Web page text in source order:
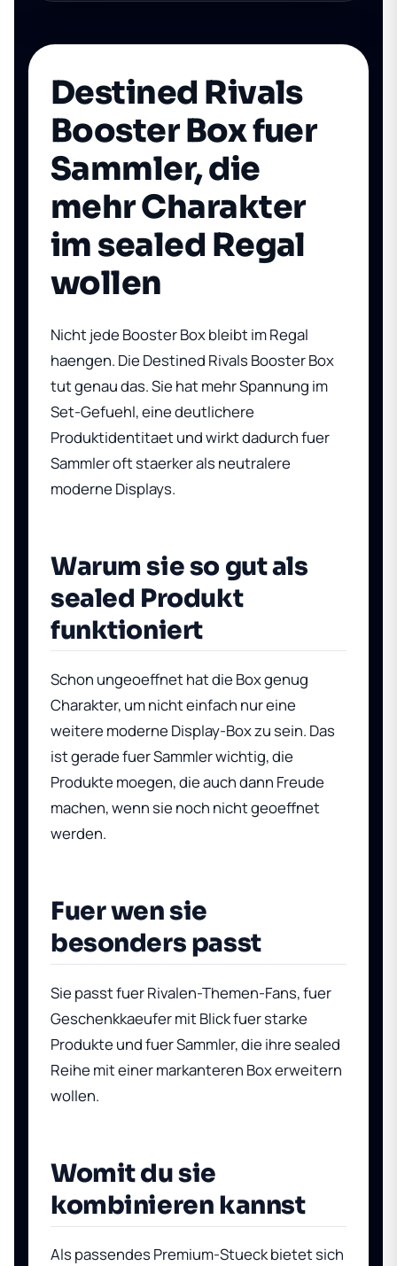
Destined Rivals
Booster Box fuer
Sammler, die
mehr Charakter
im sealed Regal
wollen
Nicht jede Booster Box bleibt im Regal
haengen. Die Destined Rivals Booster Box
tut genau das. Sie hat mehr Spannung im
Set-Gefuehl, eine deutlichere
Produktidentitaet und wirkt dadurch fuer
Sammler oft staerker als neutralere
moderne Displays.
Warum sie so gut als
sealed Produkt
funktioniert
Schon ungeoeffnet hat die Box genug
Charakter, um nicht einfach nur eine
weitere moderne Display-Box zu sein. Das
ist gerade fuer Sammler wichtig, die
Produkte moegen, die auch dann Freude
machen, wenn sie noch nicht geoeffnet
werden.
Fuer wen sie
besonders passt
Sie passt fuer Rivalen-Themen-Fans, fuer
Geschenkkaeufer mit Blick fuer starke
Produkte und fuer Sammler, die ihre sealed
Reihe mit einer markanteren Box erweitern
wollen.
Womit du sie
kombinieren kannst
Als passendes Premium-Stueck bietet sich